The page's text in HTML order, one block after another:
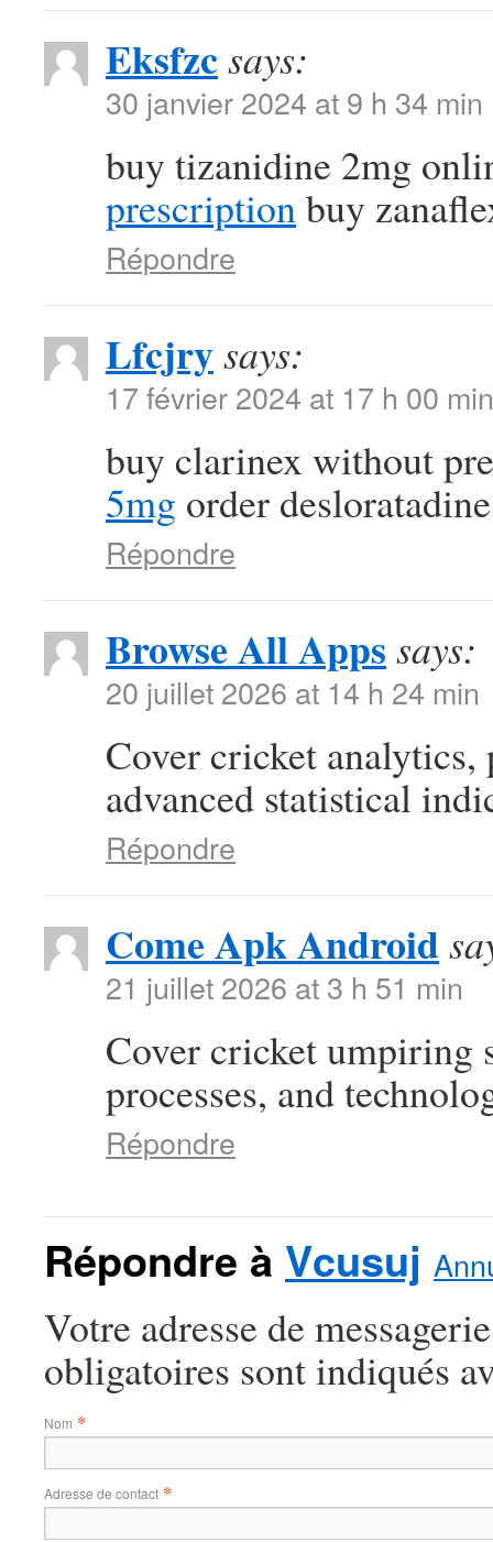
Eksfzcsays:
30 janvier 2024 at 9 h 34 min
buy tizanidine 2mg
prescriptionbuy
Répondre
Lfcjrysays:
17 février 2024 at 17 h 00 min
buy clarinex without
5mg order desloratadine
Répondre
Browse All Apps says:
20 juillet 2026 at 14 h 24 min
Cover cricket
advanced statistical
Répondre
Come Apk Android
21 juillet 2026 at 3 h 51 min
Cover cricket umpiring
processes, and
Répondre
Répondre à Vcusuj
Votre adresse de
obligatoires sont indiqués
Nom *
Adresse de contact *